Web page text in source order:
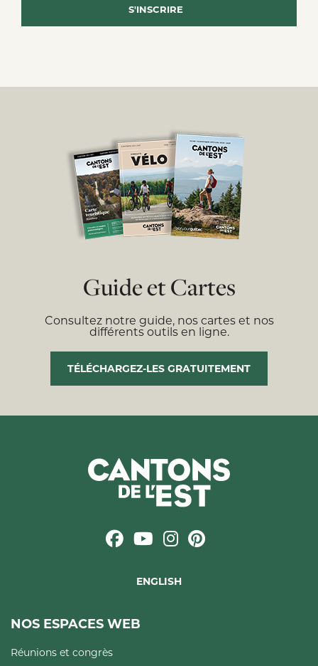
Guide et Cartes
Consultez notre guide, nos cartes et nos
différents outils en ligne.
TÉLÉCHARGEZ-LES GRATUITEMENT
ENGLISH
NOS ESPACES WEB
Réunions et congrès